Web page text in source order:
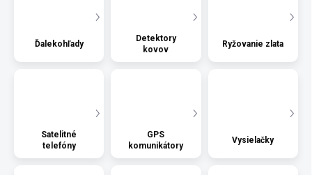
Ďalekohľady
Detektory
kovov
Ryžovanie zlata
Satelitné
telefóny
GPS
komunikátory
Vysielačky